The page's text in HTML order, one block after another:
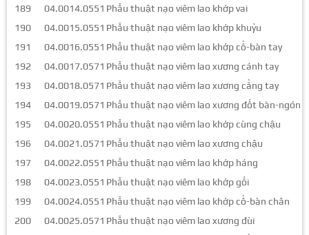
189
04.0014.0551 Phẫu thuật nạo viêm lao khớp vai
190
04.0015.0551 Phẫu thuật nạo viêm lao khớp khuỷu
191
04.0016.0551 Phẫu thuật nạo viêm lao khớp cổ-bàn tay
192
04.0017.0571 Phẫu thuật nạo viêm lao xương cánh tay
193
04.0018.0571 Phẫu thuật nạo viêm lao xương cẳng tay
194
04.0019.0571 Phẫu thuật nạo viêm lao xương đốt bàn-ngón
195
04.0020.0551 Phẫu thuật nạo viêm lao khớp cùng chậu
196
04.0021.0571 Phẫu thuật nạo viêm lao xương chậu
197
04.0022.0551 Phẫu thuật nạo viêm lao khớp háng
198
04.0023.0551 Phẫu thuật nạo viêm lao khớp gối
199
04.0024.0551 Phẫu thuật nạo viêm lao khớp cổ-bàn chân
200
04.0025.0571 Phẫu thuật nạo viêm lao xương đùi